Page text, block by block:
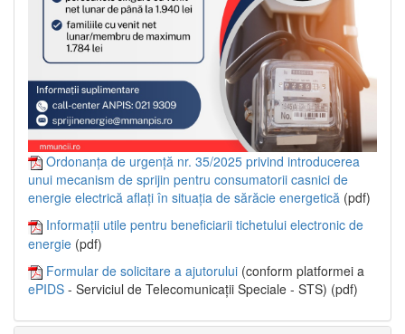
Ordonanța de urgență nr. 35/2025 privind introducerea
unui mecanism de sprijin pentru consumatorii casnici de
energie electrică aflați în situația de sărăcie energetică (pdf)
Informații utile pentru beneficiarii tichetului electronic de
energie (pdf)
Formular de solicitare a ajutorului (conform platformei a
ePIDS - Serviciul de Telecomunicații Speciale - STS) (pdf)